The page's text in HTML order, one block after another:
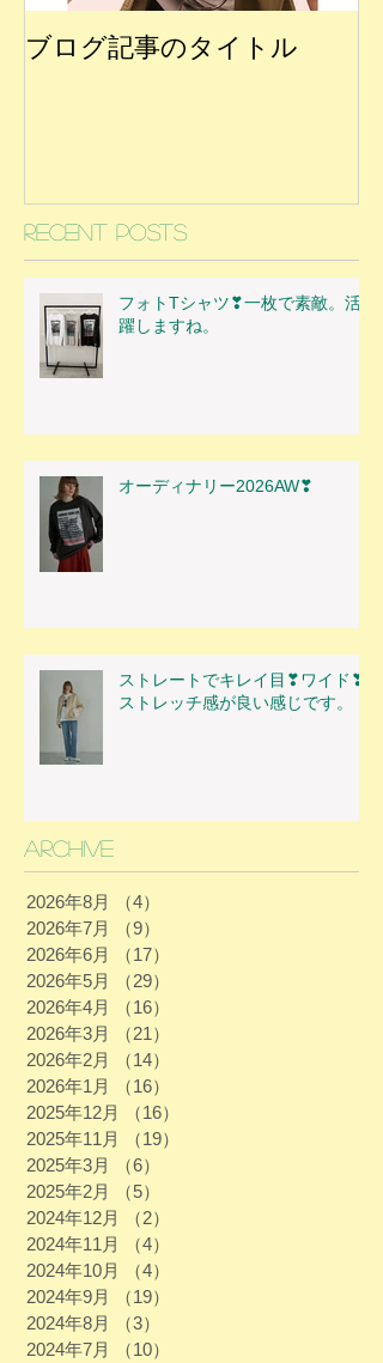
ブログ記事のタイトル
Recent Posts
フォトTシャツ❣一枚で素敵。活
躍しますね。
オーディナリー2026AW❣
ストレートでキレイ目❣ワイド❣
ストレッチ感が良い感じです。
Archive
2026年8月 （4）
2026年7月
（9）
2026年6月
（17）
2026年5月
（29）
2026年4月
（16）
2026年3月
（21）
2026年2月
（14）
2026年1月
（16）
2025年12月
（16）
2025年11月
（19）
2025年3月
（6）
2025年2月
（5）
2024年12月
（2）
2024年11月
（4）
2024年10月
（4）
2024年9月
（19）
2024年8月
（3）
2024年7月
（10）